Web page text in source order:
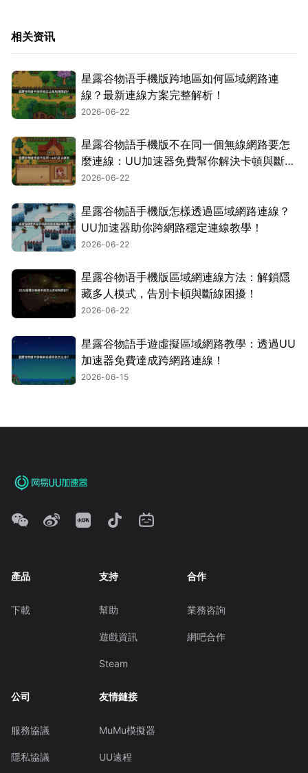
相关资讯
星露谷物语手機版跨地區如何區域網路連
線？最新連線方案完整解析！
2026-06-22
星露谷物語手機版不在同一個無線網路要怎
麼連線：UU加速器免費幫你解決卡頓與斷線
問題！
2026-06-22
星露谷物語手機版怎樣透過區域網路連線？
UU加速器助你跨網路穩定連線教學！
2026-06-22
星露谷物语手機版區域網連線方法：解鎖隱
藏多人模式，告別卡頓與斷線困擾！
2026-06-22
星露谷物語手遊虛擬區域網路教學：透過UU
加速器免費達成跨網路連線！
2026-06-15
產品
下載
支持
幫助
遊戲資訊
Steam
合作
業務咨詢
網吧合作
公司
服務協議
隱私協議
友情鏈接
MuMu模擬器
UU遠程